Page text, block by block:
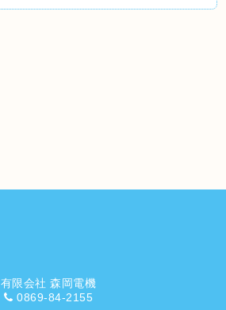
有限会社 森岡電機
0869-84-2155